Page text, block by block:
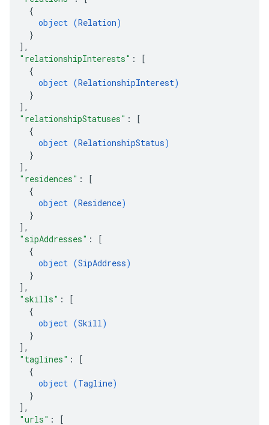
{
object (Relation)
}
] ,
"relationshipInterests" :
[
{
object (RelationshipInterest)
}
] ,
"relationshipStatuses" :
[
{
object (RelationshipStatus)
}
] ,
"residences" :
[
{
object (Residence)
}
] ,
"sipAddresses" :
[
{
object (SipAddress)
}
] ,
"skills" :
[
{
object (Skill)
}
] ,
"taglines" :
[
{
object (Tagline)
}
] ,
"urls" :
[